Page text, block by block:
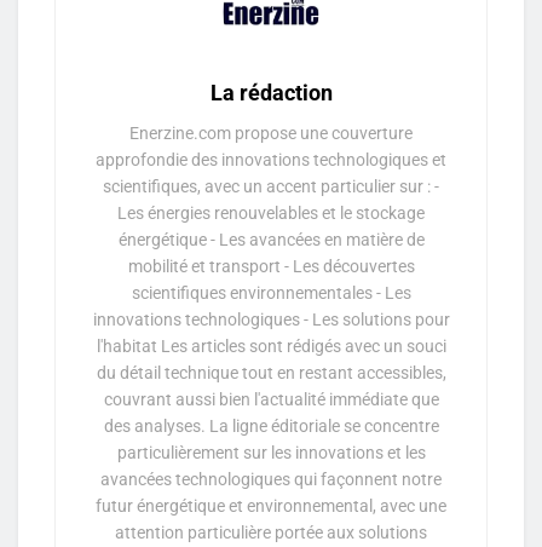
La rédaction
Enerzine.com propose une couverture
approfondie des innovations technologiques et
scientifiques, avec un accent particulier sur : -
Les énergies renouvelables et le stockage
énergétique - Les avancées en matière de
mobilité et transport - Les découvertes
scientifiques environnementales - Les
innovations technologiques - Les solutions pour
l'habitat Les articles sont rédigés avec un souci
du détail technique tout en restant accessibles,
couvrant aussi bien l'actualité immédiate que
des analyses. La ligne éditoriale se concentre
particulièrement sur les innovations et les
avancées technologiques qui façonnent notre
futur énergétique et environnemental, avec une
attention particulière portée aux solutions